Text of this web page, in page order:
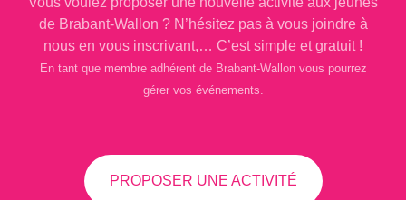
de Brabant-Wallon ? N’hésitez pas à vous joindre à
nous en vous inscrivant,… C’est simple et gratuit !
En tant que membre adhérent de Brabant-Wallon vous pourrez
gérer vos événements.
PROPOSER UNE ACTIVITÉ